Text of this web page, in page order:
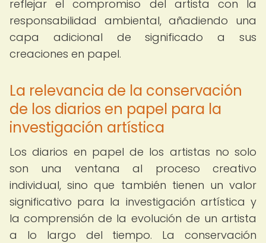
reflejar el compromiso del artista con la
responsabilidad ambiental, añadiendo una
capa adicional de significado a sus
creaciones en papel.
La relevancia de la conservación
de los diarios en papel para la
investigación artística
Los diarios en papel de los artistas no solo
son una ventana al proceso creativo
individual, sino que también tienen un valor
significativo para la investigación artística y
la comprensión de la evolución de un artista
a lo largo del tiempo. La conservación